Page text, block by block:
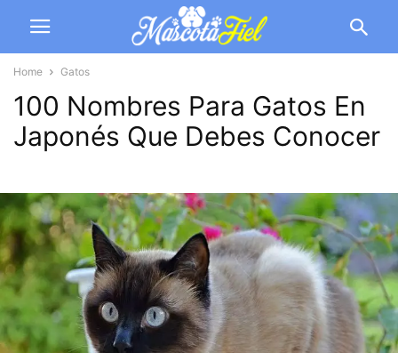
Home Gatos
100 Nombres Para Gatos En
Japonés Que Debes Conocer